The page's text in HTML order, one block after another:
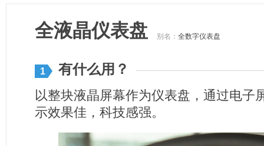
全液晶仪表盘 别名： 全数字仪表盘
1 有什么用？
以整块液晶屏幕作为仪表盘，通过电子
示效果佳，科技感强。